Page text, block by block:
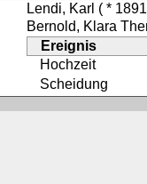
Lendi, Karl ( *
Bernold, Klara
Ereignis
Hochzeit
Scheidung